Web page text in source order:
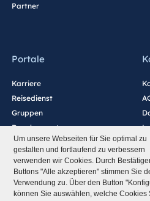
Um unsere Webseiten für Sie optimal zu
gestalten und fortlaufend zu verbessern
verwenden wir Cookies. Durch
Buttons "Alle akzeptieren" stimmen Sie
Verwendung zu. Über den Button
können Sie auswählen, welche Cookies
Partner
Portale
Karriere
Reisedienst
Gruppen
Development
Blog